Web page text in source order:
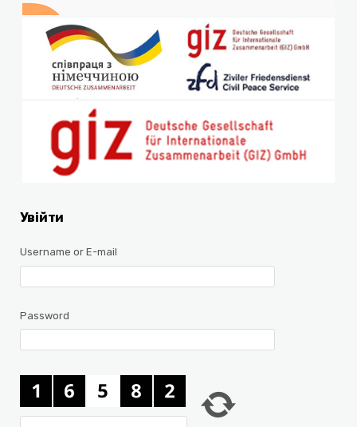
Увійти
Username or E-mail
Password